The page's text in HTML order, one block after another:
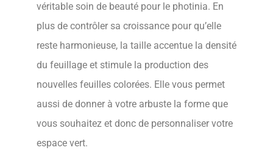
véritable soin de beauté pour le photinia. En
plus de contrôler sa croissance pour qu’elle
reste harmonieuse, la taille accentue la densité
du feuillage et stimule la production des
nouvelles feuilles colorées. Elle vous permet
aussi de donner à votre arbuste la forme que
vous souhaitez et donc de personnaliser votre
espace vert.